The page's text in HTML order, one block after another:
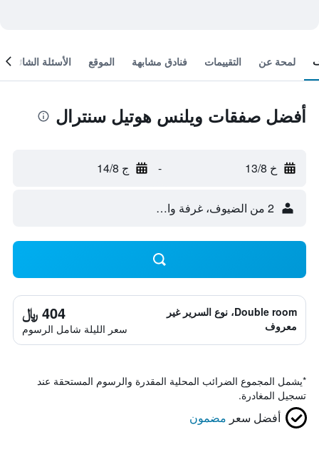
لمحة عن التقييمات فنادق مشابهة الموقع الأسئلة الشائعة
أفضل صفقات ويلنس هوتيل سنترال
خ 13/8 - ج 14/8
2 من الضيوف، غرفة واحدة
Double room، نوع السرير غير
معروف
404 ﷼
سعر الليلة شامل الرسوم
*يشمل المجموع الضرائب المحلية المقدرة والرسوم المستحقة عند
تسجيل المغادرة.
أفضل سعر مضمون